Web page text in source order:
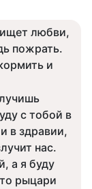
любви,
пожрать.
и
с тобой в
в здравии,
нас.
а я буду
рыцари